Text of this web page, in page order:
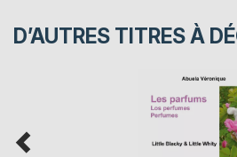
D’AUTRES TITRES À